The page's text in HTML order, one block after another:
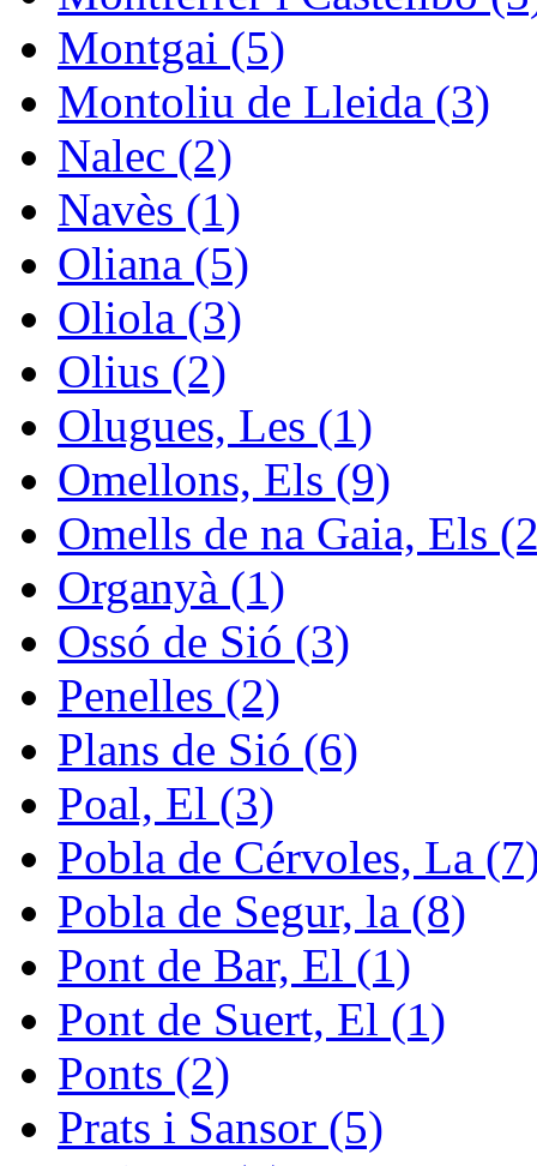
Montgai (5)
Montoliu de Lleida (3)
Nalec (2)
Navès (1)
Oliana (5)
Oliola (3)
Olius (2)
Olugues, Les (1)
Omellons, Els (9)
Omells de na Gaia, Els
Organyà (1)
Ossó de Sió (3)
Penelles (2)
Plans de Sió (6)
Poal, El (3)
Pobla de Cérvoles, La
Pobla de Segur, la (8)
Pont de Bar, El (1)
Pont de Suert, El (1)
Ponts (2)
Prats i Sansor (5)